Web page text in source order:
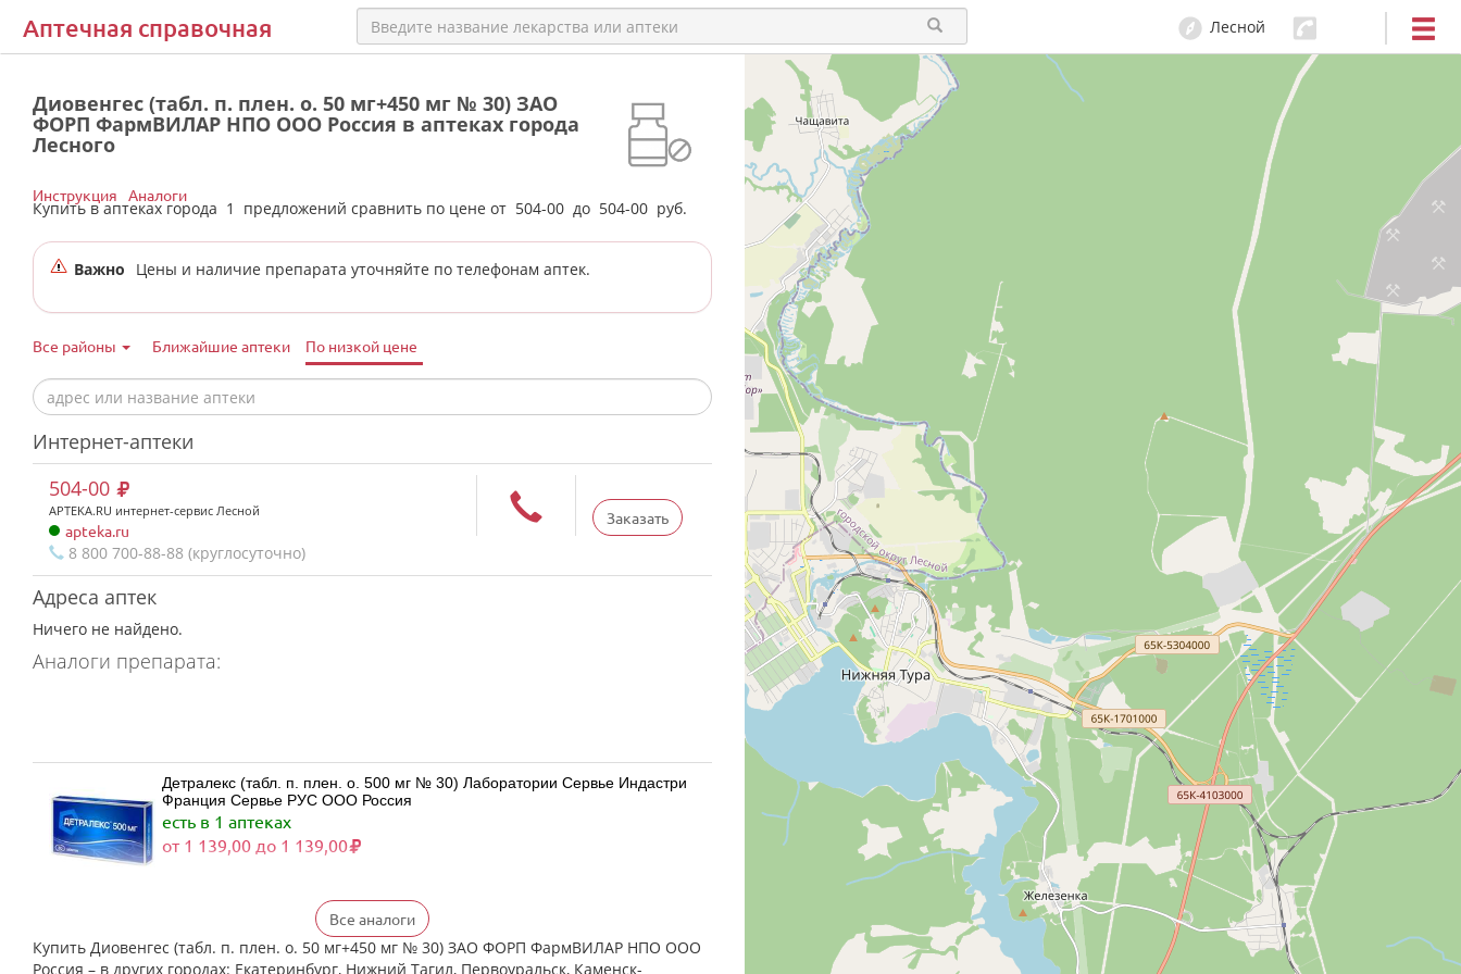
Аптечная справочная Лесной
Диовенгес (табл. п. плен. о. 50 мг+450 мг № 30) ЗАО
ФОРП ФармВИЛАР НПО ООО Россия в аптеках города
Лесного
Купить в аптеках города 1 предложений сравнить по цене от 504-00 до 504-00 руб.
Инструкция Аналоги
Важно Цены и наличие препарата уточняйте по телефонам аптек.
Все районы Ближайшие аптеки По низкой цене
Интернет-аптеки
Заказать
504-00
APTEKA.RU интернет-сервис Лесной
apteka.ru
8 800 700-88-88 (круглосуточно)
Адреса аптек
Ничего не найдено.
Аналоги препарата:
Детралекс (табл. п. плен. о. 500 мг № 30) Лаборатории Сервье Индастри
Франция Сервье РУС ООО Россия
есть в 1 аптеках
от 1 139,00 до 1 139,00
Детралекс (табл. п. плен. о. 500 мг № 60) Лаборатории Сервье Индастри
Франция Сервье РУС ООО Россия
есть в 1 аптеках
Все аналоги
Купить Диовенгес (табл. п. плен. о. 50 мг+450 мг № 30) ЗАО ФОРП ФармВИЛАР НПО ООО
Россия – в других городах: Екатеринбург, Нижний Тагил, Первоуральск, Каменск-